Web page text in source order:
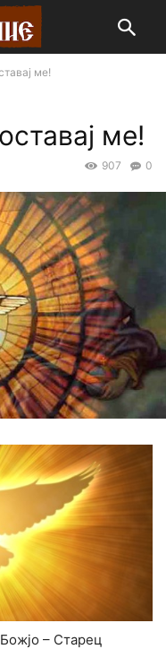
ме!
ме!
0
907
– Старец